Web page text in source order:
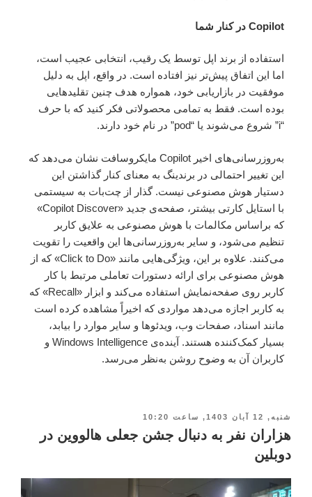
Copilot در کنار شما
استفاده از برند اپل توسط یک رقیب، انتخابی عجیب است،
اما این اتفاق پیش‌تر نیز افتاده است. در واقع، اپل به دلیل
موفقیت در بازاریابی خود، همواره هدف چنین تقلیدهایی
بوده است. فقط به تمامی محصولاتی فکر کنید که با حرف
“i” شروع می‌شوند یا “pod” در نام خود دارند.
به‌روزرسانی‌های اخیر Copilot مایکروسافت نشان می‌دهد که
این تغییر احتمالی در برندینگ به معنای کنار گذاشتن این
دستیار هوش مصنوعی نیست. گذار از چت‌بات به سیستمی
با استایل کارتی بیشتر، صفحه‌ی جدید «Copilot Discover»
که براساس مکالمات با هوش مصنوعی به علایق کاربر
تنظیم می‌شود، و سایر به‌روزرسانی‌ها این واقعیت را تقویت
می‌کنند. علاوه بر این، ویژگی‌هایی مانند «Click to Do» که از
هوش مصنوعی برای ارائه دستورات تعاملی مرتبط با کار
کاربر روی صفحه‌نمایش استفاده می‌کند و ابزار «Recall» که
به کاربر اجازه می‌دهد مواردی که اخیراً مشاهده کرده است
مانند اسناد، صفحات وب، ویدئوها و سایر موارد را بیابد،
بسیار کمک‌کننده هستند. آینده‌ی Windows Intelligence و
کاربران آن به وضوح روشن به‌نظر می‌رسد.
شنبه, 12 آبان 1403, ساعت 10:20
هزاران نفر به دنبال جشن جعلی هالووین در
دوبلین